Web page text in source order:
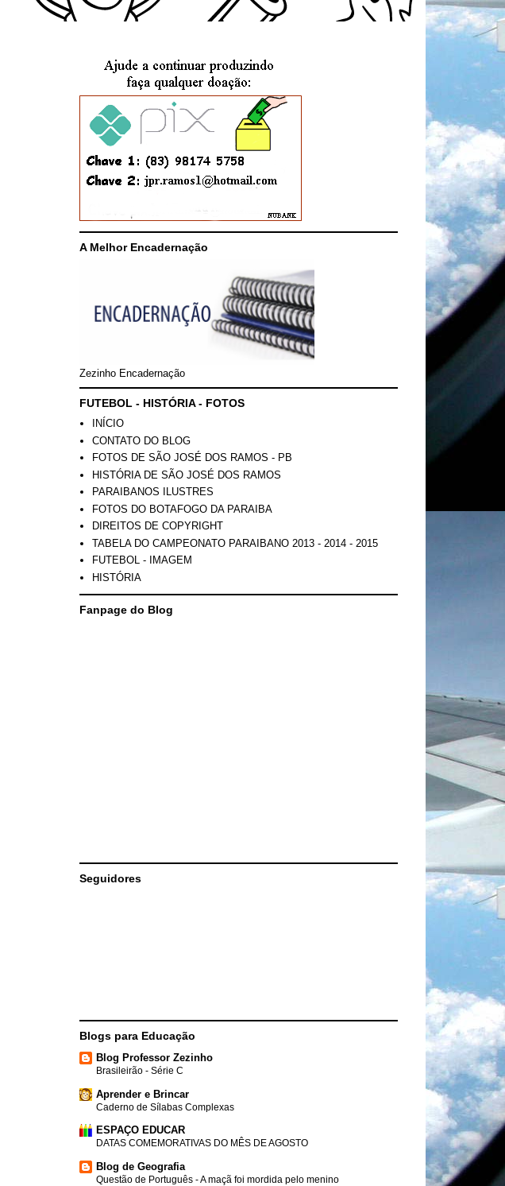
A Melhor Encadernação
Zezinho Encadernação
FUTEBOL - HISTÓRIA - FOTOS
INÍCIO
CONTATO DO BLOG
FOTOS DE SÃO JOSÉ DOS RAMOS - PB
HISTÓRIA DE SÃO JOSÉ DOS RAMOS
PARAIBANOS ILUSTRES
FOTOS DO BOTAFOGO DA PARAIBA
DIREITOS DE COPYRIGHT
TABELA DO CAMPEONATO PARAIBANO 2013 - 2014 - 2015
FUTEBOL - IMAGEM
HISTÓRIA
Fanpage do Blog
Seguidores
Blogs para Educação
Blog Professor Zezinho
Brasileirão - Série C
Aprender e Brincar
Caderno de Sílabas Complexas
ESPAÇO EDUCAR
DATAS COMEMORATIVAS DO MÊS DE AGOSTO
Blog de Geografia
Questão de Português - A maçã foi mordida pelo menino